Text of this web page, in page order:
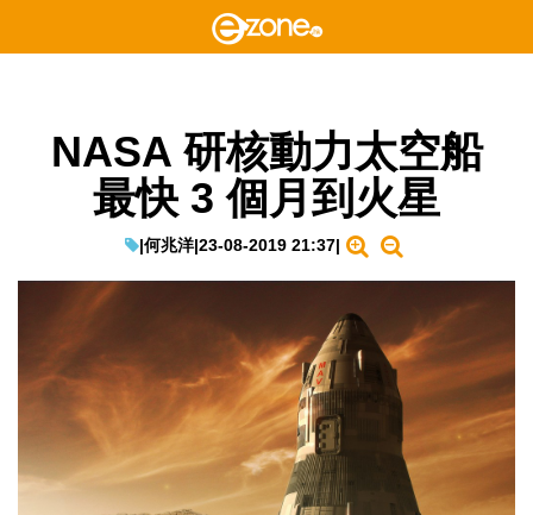
NASA 研核動力太空船
最快 3 個月到火星
|何兆洋|23-08-2019 21:37|